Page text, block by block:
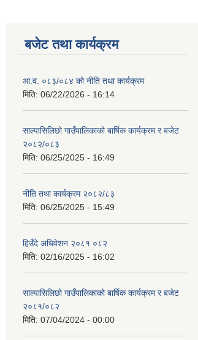
बजेट तथा कार्यक्रम
आ.व. ०८३/०८४ को नीति तथा कार्यक्रम
मिति: 06/22/2026 - 16:14
साल्पासिलिछो गाउँपालिकाको बार्षिक कार्यक्रम र बजेट
२०८२/०८३
मिति: 06/25/2025 - 16:49
नीति तथा कार्यक्रम २०८२/८३
मिति: 06/25/2025 - 15:49
हिउँदे अधिवेशन २०८१ ०८२
मिति: 02/16/2025 - 16:02
साल्पासिलिछो गाउँपालिकाको बार्षिक कार्यक्रम र बजेट
२०८१/०८२
मिति: 07/04/2024 - 00:00